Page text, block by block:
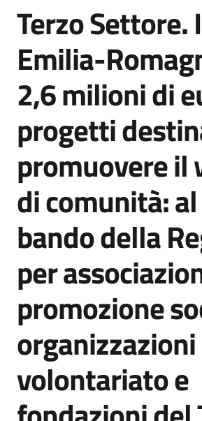
Agenzia
di
informazione
Seguici
su
Salta al contenuto
Terzo Settore.
Emilia-
2,6 milioni di
progetti
promuovere il
di comunità:
bando della
per
promozione
volontariato e